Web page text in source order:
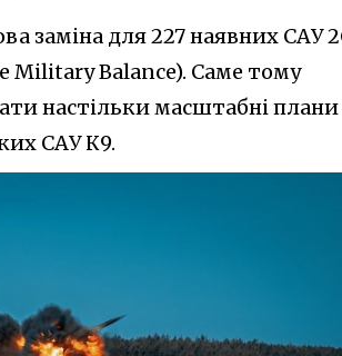
заміна для 227 наявних САУ
Military Balance). Саме тому
настільки масштабні
САУ К9.